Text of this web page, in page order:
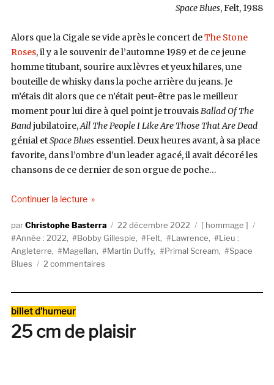
Space Blues, Felt, 1988
Alors que la Cigale se vide après le concert deThe Stone
Roses, il y a le souvenir de l’automne 1989 et de ce jeune
homme titubant, sourire aux lèvres et yeux hilares, une
bouteille de whisky dans la poche arrière du jeans. Je
m’étais dit alors que ce n’était peut-être pas le meilleur
moment pour lui dire à quel point je trouvaisBallad Of The
Bandjubilatoire,All The People I Like Are Those That Are Dead
génial etSpace Blues essentiel. Deux heures avant, à sa place
favorite, dans l’ombre d’un leader agacé, il avait décoré les
chansons de ce dernier de son orgue de poche…
Continuer la lecturede « Space Blues : Martin Duffy »
AuteurChristophe Basterra
Publié
le
22 décembre 2022 Catégories
hommage
Année : 2022
Bobby Gillespie Felt Lawrence
Lieu :
Angleterre
Magellan Martin Duffy, Primal Scream
Space
Blues
2 commentairessur
Duffy
Catégories
billet d’humeur
25 cm de plaisir